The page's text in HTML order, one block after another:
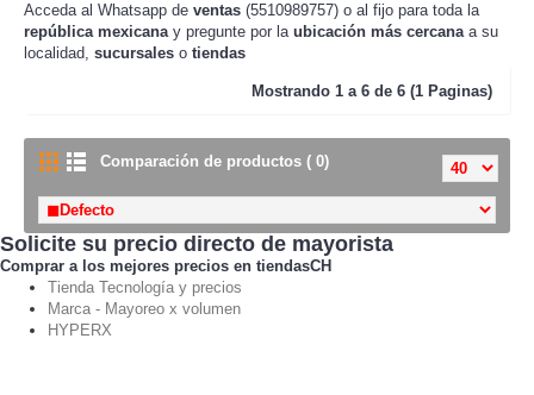
Acceda al Whatsapp de ventas (5510989757) o al fijo para toda la
república mexicanay pregunte por la ubicación más cercanaa su
localidad, sucursales o tiendas
Mostrando 1 a 6 de 6 (1 Paginas)
Comparación de productos ( 0)
Solicite su precio directo de mayorista
Comprar a los mejores precios en tiendasCH
Tienda Tecnología y precios
Marca - Mayoreo x volumen
HYPERX